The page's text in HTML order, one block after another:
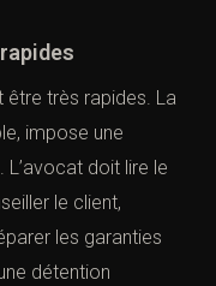
être très rapides. La
impose une
doit lire le
le client,
les garanties
détention